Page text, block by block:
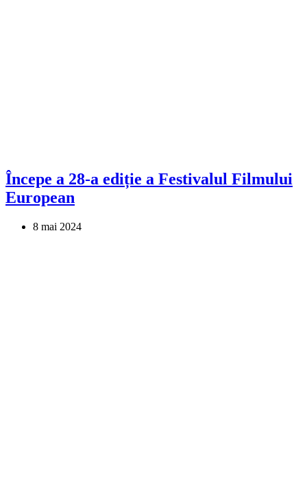
Începe a 28-a ediție a Festivalul Filmului
European
8 mai 2024